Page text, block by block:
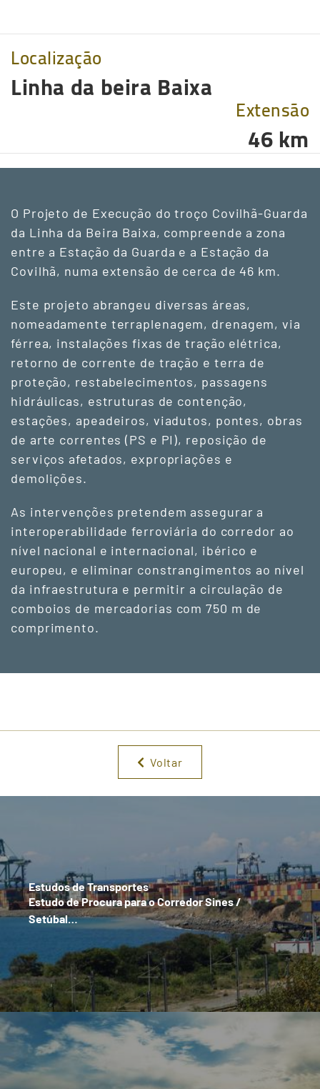
Localização
Linha da beira Baixa
Extensão
46 km
O Projeto de Execução do troço Covilhã-Guarda
da Linha da Beira Baixa, compreende a zona
entre a Estação da Guarda e a Estação da
Covilhã, numa extensão de cerca de 46 km.
Este projeto abrangeu diversas áreas,
nomeadamente terraplenagem, drenagem, via
férrea, instalações fixas de tração elétrica,
retorno de corrente de tração e terra de
proteção, restabelecimentos, passagens
hidráulicas, estruturas de contenção,
estações, apeadeiros, viadutos, pontes, obras
de arte correntes (PS e PI), reposição de
serviços afetados, expropriações e
demolições.
As intervenções pretendem assegurar a
interoperabilidade ferroviária do corredor ao
nível nacional e internacional, ibérico e
europeu, e eliminar constrangimentos ao nível
da infraestrutura e permitir a circulação de
comboios de mercadorias com 750 m de
comprimento.
Voltar
Estudos de Transportes
Estudo de Procura para o Corredor Sines /
Setúbal…